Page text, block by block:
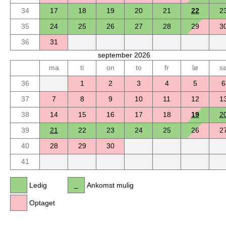
34
17 18 19 20 21 22
35
24 25 26 27 28 29
36
31
september 2026
ma
ti on to fr lø
36
1 2 3 4 5
6
37
7 8 9 10 11 12
38
14 15 16 17 18 19
39
21 22 23 24 25 26
40
28 29
30
41
Ledig
Optaget
Ankomst mulig